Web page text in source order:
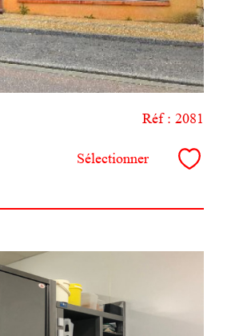
Réf : 2081
Sélectionner